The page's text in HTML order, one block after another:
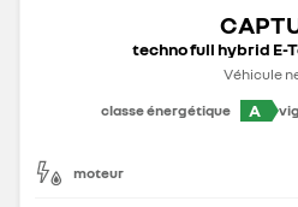
techno full hybrid E-
Véhicule
classe énergétique
A
moteur